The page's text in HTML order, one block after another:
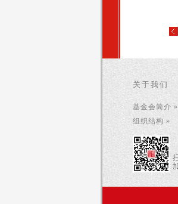
关于我们
基金会简介 »
组织结构 »